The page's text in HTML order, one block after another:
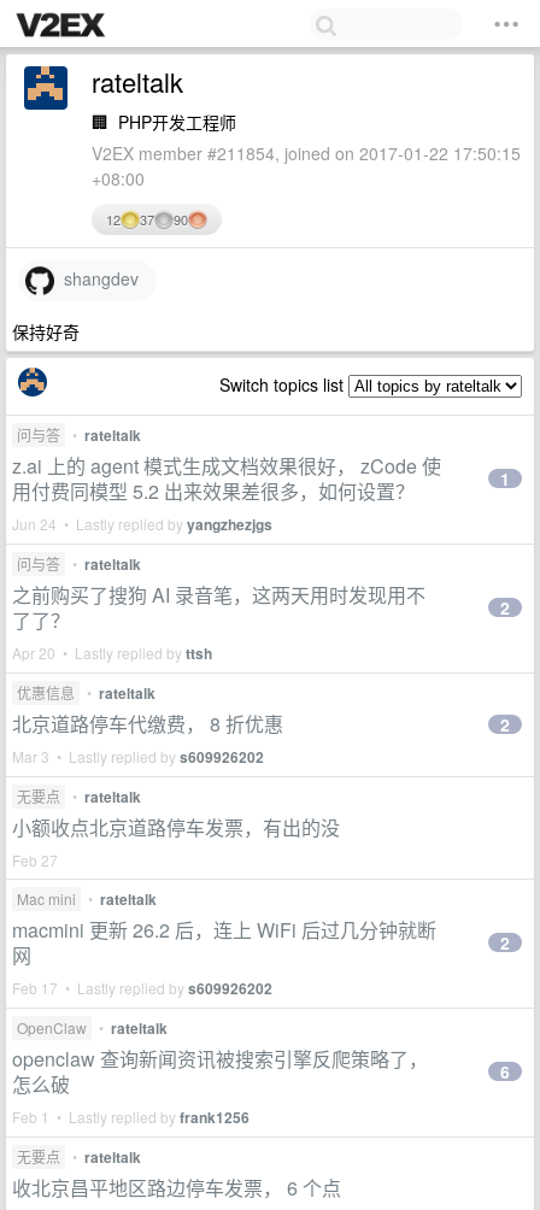
rateltalk
🏢 PHP开发工程师
V2EX member #211854, joined on 2017-01-22 17:50:15
+08:00
12 37 90
shangdev
保持好奇
Switch topics list
问与答 • rateltalk
z.ai 上的 agent 模式生成文档效果很好， zCode 使
用付费同模型 5.2 出来效果差很多，如何设置？
Jun 24 • Lastly replied byyangzhezjgs
1
问与答 • rateltalk
之前购买了搜狗 AI 录音笔，这两天用时发现用不
了了？
Apr 20 • Lastly replied byttsh
2
优惠信息 • rateltalk
北京道路停车代缴费， 8 折优惠
Mar 3 • Lastly replied bys609926202
2
无要点 • rateltalk
小额收点北京道路停车发票，有出的没
Feb 27
Mac mini
• rateltalk
macmini 更新 26.2 后，连上 WiFi 后过几分钟就断
网
Feb 17 • Lastly replied bys609926202
2
OpenClaw • rateltalk
openclaw 查询新闻资讯被搜索引擎反爬策略了，
怎么破
Feb 1 • Lastly replied byfrank1256
6
无要点 • rateltalk
收北京昌平地区路边停车发票， 6 个点